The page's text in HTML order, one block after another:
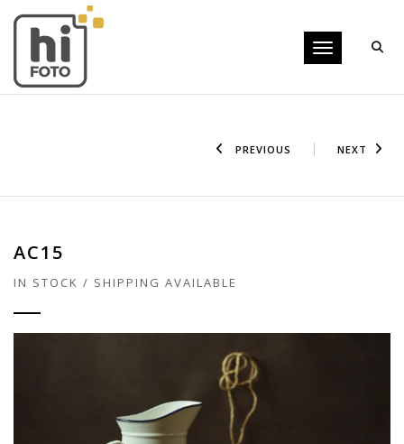
Toggle
PREVIOUS NEXT
AC15
IN STOCK / SHIPPING AVAILABLE